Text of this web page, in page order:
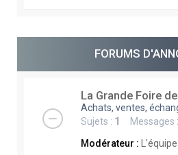
FORUMS
La Grande Foire
Achats, ventes,
Sujets : 1 Messages :
Modérateur :